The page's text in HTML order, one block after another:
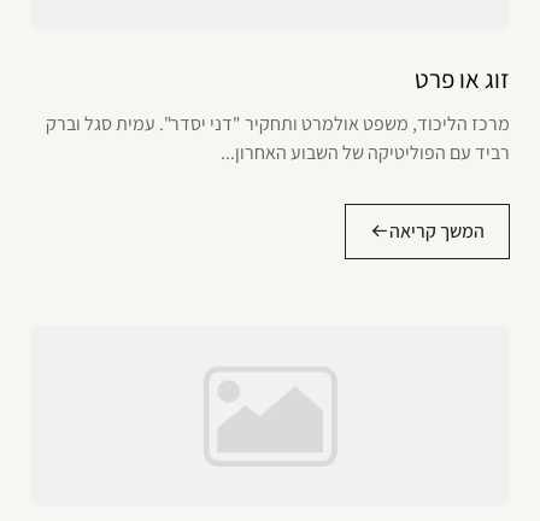
זוג או פרט
מרכז הליכוד, משפט אולמרט ותחקיר "דני יסדר". עמית סגל וברק
רביד עם הפוליטיקה של השבוע האחרון...
המשך קריאה